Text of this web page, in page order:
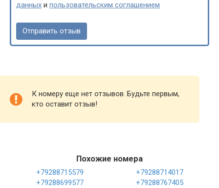
данных и пользовательским соглашением
К номеру еще нет отзывов. Будьте первым,
кто оставит отзыв!
Похожие номера
+79288715579
+79288714017
+79288699577
+79288767405